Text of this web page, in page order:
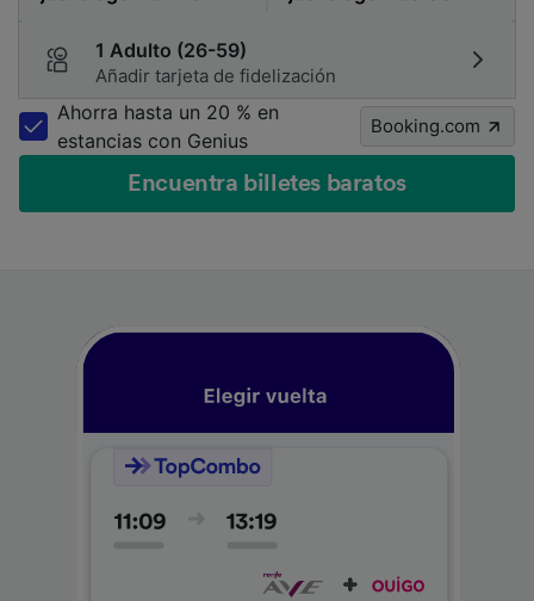
1 Adulto (26-59)
Añadir tarjeta de fidelización
Ahorra hasta un 20 % en
estancias con Genius
Booking.com
Encuentra billetes baratos